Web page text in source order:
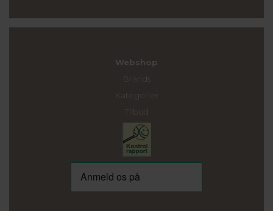
Webshop
Brands
Kategorier
Tilbud